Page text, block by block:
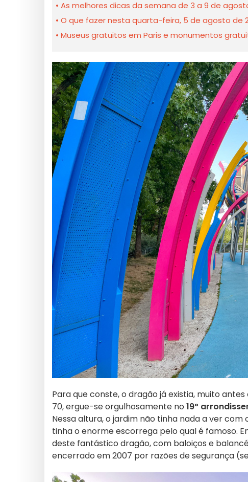
As melhores dicas da semana de 3 a 9 de
O que fazer nesta quarta-feira, 5 de agosto de
Museus gratuitos em Paris e monumentos
Para que conste, o dragão já existia, muito
70, ergue-se orgulhosamente no 19º
Nessa altura, o jardim não tinha nada a ver
tinha o enorme escorrega pelo qual é famoso.
deste fantástico dragão, com baloiços e
encerrado em 2007 por razões de segurança